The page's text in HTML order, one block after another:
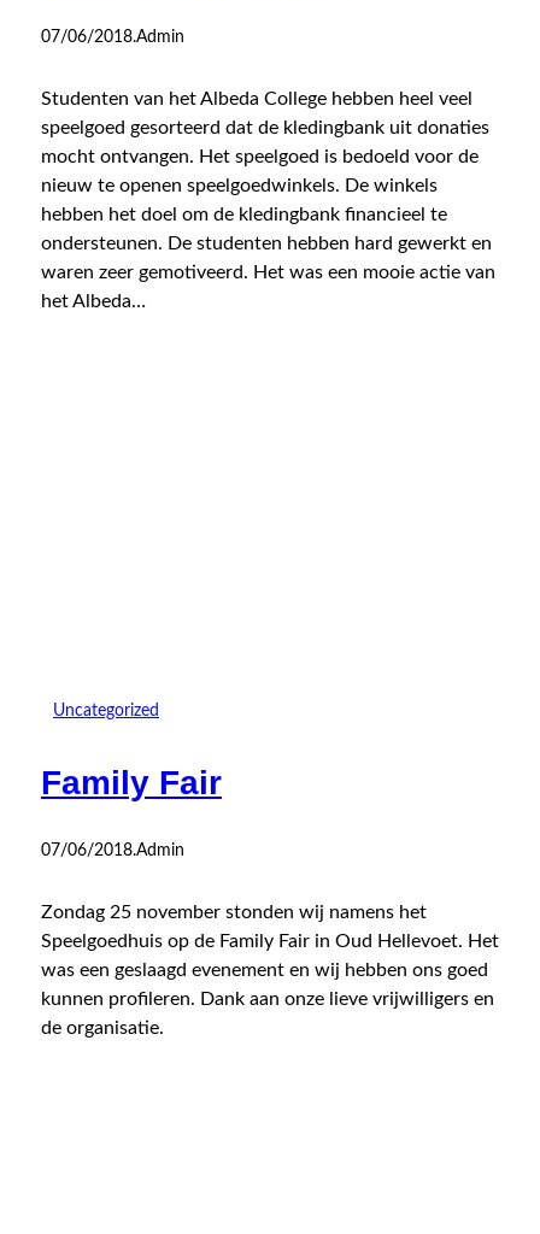
07/06/2018.Admin
Studenten van het Albeda College hebben heel veel
speelgoed gesorteerd dat de kledingbank uit donaties
mocht ontvangen. Het speelgoed is bedoeld voor de
nieuw te openen speelgoedwinkels. De winkels
hebben het doel om de kledingbank financieel te
ondersteunen. De studenten hebben hard gewerkt en
waren zeer gemotiveerd. Het was een mooie actie van
het Albeda…
Uncategorized
Family Fair
07/06/2018.Admin
Zondag 25 november stonden wij namens het
Speelgoedhuis op de Family Fair in Oud Hellevoet. Het
was een geslaagd evenement en wij hebben ons goed
kunnen profileren. Dank aan onze lieve vrijwilligers en
de organisatie.